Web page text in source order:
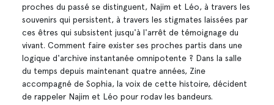
proches du passé se distinguent, Najim et Léo, à travers les
souvenirs qui persistent, à travers les stigmates laissées par
ces êtres qui subsistent jusqu'à l'arrêt de témoignage du
vivant. Comment faire exister ses proches partis dans une
logique d'archive instantanée omnipotente ? Dans la salle
du temps depuis maintenant quatre années, Zine
accompagné de Sophia, la voix de cette histoire, décident
de rappeler Najim et Léo pour rodav les bandeurs.